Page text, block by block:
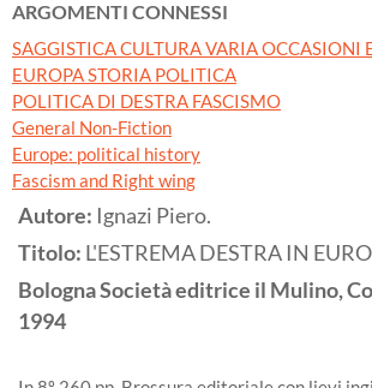
ARGOMENTI CONNESSI
SAGGISTICA CULTURA VARIA OCCASIONI
EUROPA STORIA POLITICA
POLITICA DI DESTRA FASCISMO
General Non-Fiction
Europe: political history
Fascism and Right wing
Autore: Ignazi Piero.
Titolo: L'ESTREMA DESTRA IN
BolognaSocietà editrice il Mulino,
1994